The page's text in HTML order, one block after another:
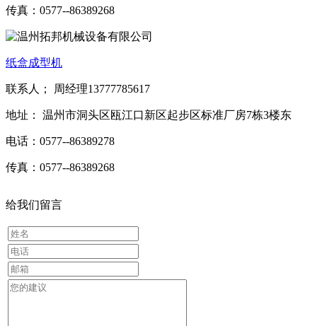
传真：0577--86389268
纸盒成型机
联系人； 周经理13777785617
地址： 温州市洞头区瓯江口新区起步区标准厂房7栋3楼东
电话：0577--86389278
传真：0577--86389268
给我们留言